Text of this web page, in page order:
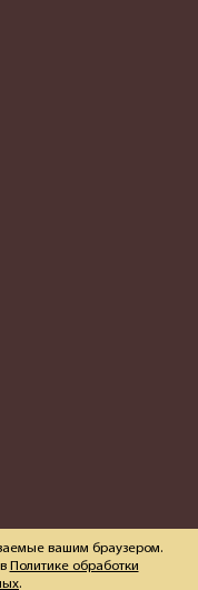
вашим браузером.
Политике обработки
.